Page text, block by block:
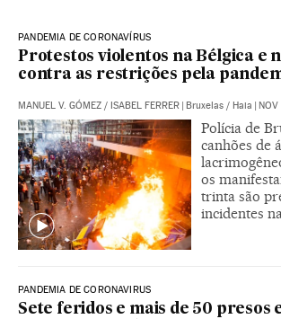
PANDEMIA DE CORONAVÍRUS
Protestos violentos na Bélgica e
contra as restrições pela
MANUEL V. GÓMEZ / ISABEL FERRER Bruxelas / Haia
Polícia de
canhões de
os
trinta são
incidentes
PANDEMIA DE CORONAVIRUS
Sete feridos e mais de 50 presos